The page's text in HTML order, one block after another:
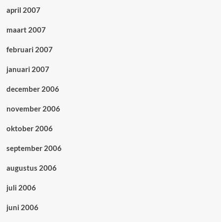
april 2007
maart 2007
februari 2007
januari 2007
december 2006
november 2006
oktober 2006
september 2006
augustus 2006
juli 2006
juni 2006